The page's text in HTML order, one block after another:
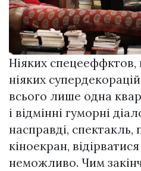
Ніяких спецееффктов,
ніяких
всього лише одна
і відмінні гуморні
насправді, спектакль,
кіноекран,
неможливо. Чим